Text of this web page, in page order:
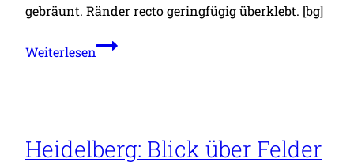
gebräunt. Ränder recto geringfügig überklebt. [bg]
WeiterlesenHeidelberg:
Altstadt
Heidelberg: Blick über Felder